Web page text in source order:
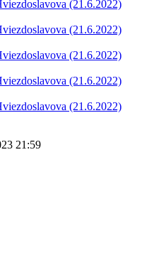
21:59